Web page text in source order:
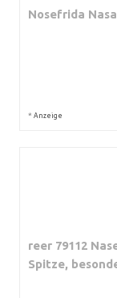
Nosefrida
* Anzeige
reer 79112
Spitze,